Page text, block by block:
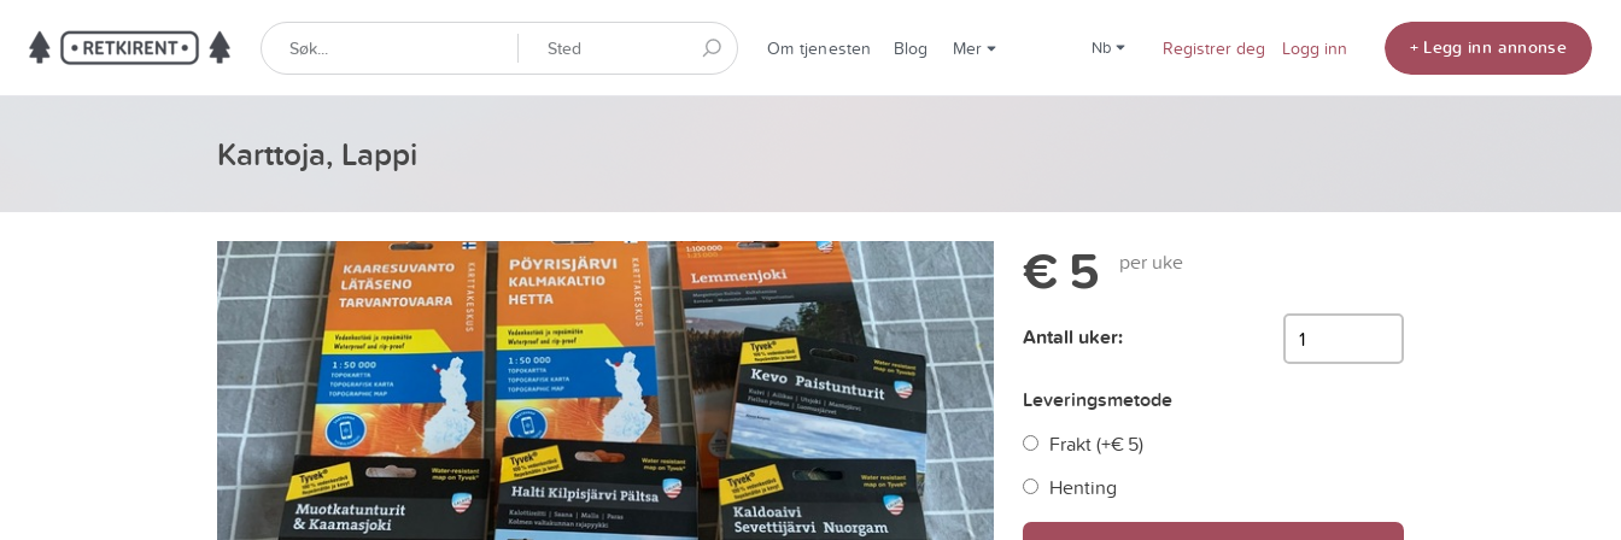
Om tjenesten Blog Mer nb Registrer deg Logg inn + Legg inn annonse
Karttoja, Lappi
€ 5 per uke
Antall uker:
Leveringsmetode
Frakt (+€ 5)
Henting